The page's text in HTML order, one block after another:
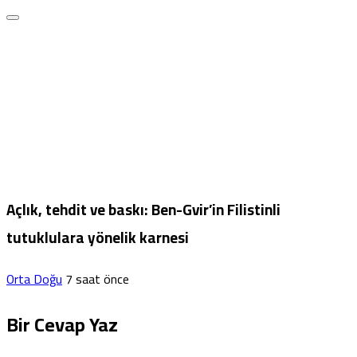
Açlık, tehdit ve baskı: Ben-Gvir’in Filistinli
tutuklulara yönelik karnesi
Orta Doğu7 saat önce
Bir Cevap Yaz